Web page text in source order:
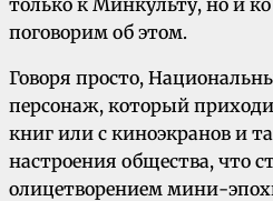
поговорим об этом.
Говоря просто,
персонаж, который
книг или с киноэкранов и
настроения общества, что
олицетворением мини-